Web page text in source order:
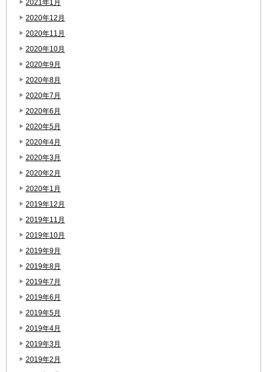
2021年1月
2020年12月
2020年11月
2020年10月
2020年9月
2020年8月
2020年7月
2020年6月
2020年5月
2020年4月
2020年3月
2020年2月
2020年1月
2019年12月
2019年11月
2019年10月
2019年9月
2019年8月
2019年7月
2019年6月
2019年5月
2019年4月
2019年3月
2019年2月